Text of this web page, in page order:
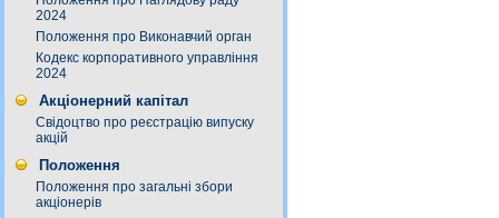
2024
Положення про Виконавчий орган
Кодекс корпоративного управління
2024
Акціонерний капітал
Свідоцтво про реєстрацію випуску
акцій
Положення
Положення про загальні збори
акціонерів